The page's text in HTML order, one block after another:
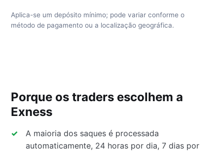
Aplica-se um depósito mínimo; pode variar conforme o
método de pagamento ou a localização geográfica.
Porque os traders escolhem a
Exness
A maioria dos saques é processada
automaticamente, 24 horas por dia, 7 dias por